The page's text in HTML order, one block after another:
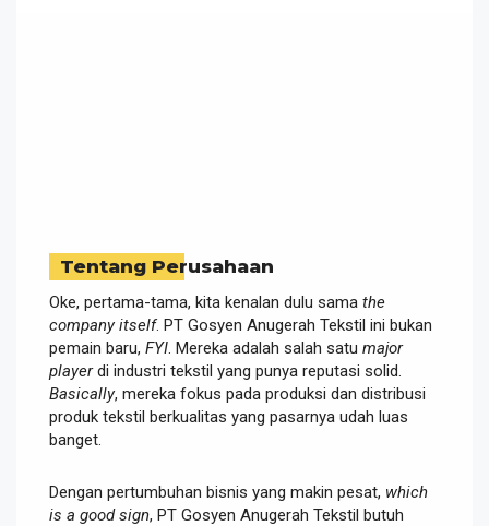
Tentang Perusahaan
Oke, pertama-tama, kita kenalan dulu sama the
company itself. PT Gosyen Anugerah Tekstil ini bukan
pemain baru, FYI . Mereka adalah salah satu major
playerdi industri tekstil yang punya reputasi solid.
Basically, mereka fokus pada produksi dan distribusi
produk tekstil berkualitas yang pasarnya udah luas
banget.
Dengan pertumbuhan bisnis yang makin pesat, which
is a good sign, PT Gosyen Anugerah Tekstil butuh